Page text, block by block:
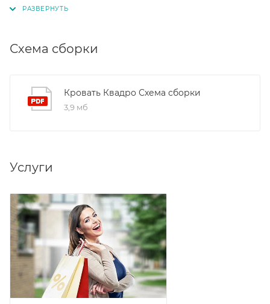
Схема сборки
Кровать Квадро Схема сборки
3,9 мб
Услуги